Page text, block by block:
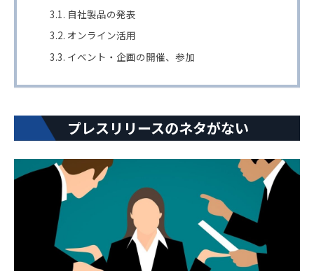
自社製品の発表
オンライン活用
イベント・企画の開催、参加
プレスリリースのネタがない